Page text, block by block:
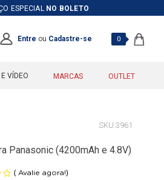
ESPECIAL NO BOLETO
Entre ou Cadastre-se 0
VÍDEO MARCAS OUTLET
3961
Panasonic (4200mAh e 4.8V)
( Avalie agora!)